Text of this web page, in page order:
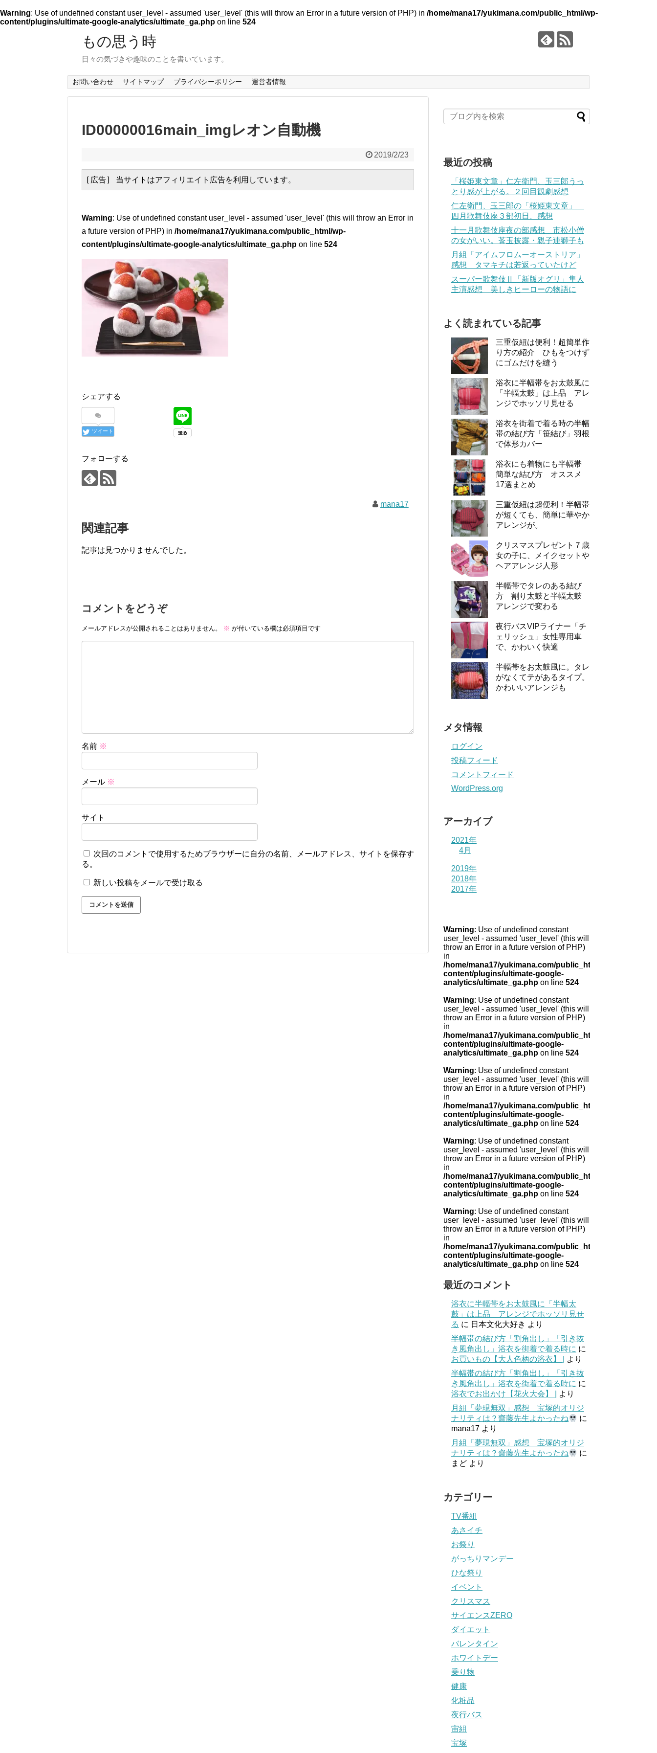
Warning: Use of undefined constant user_level - assumed 'user_level' (this will throw an Error in a future version of PHP) in /home/mana17/yukimana.com/public_html/wp-
content/plugins/ultimate-google-analytics/ultimate_ga.php on line 524
もの思う時
日々の気づきや趣味のことを書いています。
お問い合わせ サイトマップ プライバシーポリシー 運営者情報
ID00000016main_imgレオン自動機
2019/2/23
[広告] 当サイトはアフィリエイト広告を利用しています。
Warning: Use of undefined constant user_level - assumed 'user_level' (this will throw an Error in
a future version of PHP) in /home/mana17/yukimana.com/public_html/wp-
content/plugins/ultimate-google-analytics/ultimate_ga.php on line 524
シェアする
ツイート
フォローする
mana17
関連記事
記事は見つかりませんでした。
コメントをどうぞ
メールアドレスが公開されることはありません。 ※ が付いている欄は必須項目です
名前 ※
メール ※
サイト
次回のコメントで使用するためブラウザーに自分の名前、メールアドレス、サイトを保存す
る。
新しい投稿をメールで受け取る
最近の投稿
「桜姫東文章」仁左衛門、玉三郎うっ
とり感が上がる。２回目観劇感想
仁左衛門、玉三郎の「桜姫東文章」
四月歌舞伎座３部初日、感想
十一月歌舞伎座夜の部感想 市松小僧
の女がいい。莟玉披露・親子連獅子も
月組「アイムフロムーオーストリア」
感想 タマキチは若返っていたけど
スーパー歌舞伎Ⅱ「新版オグリ」隼人
主演感想 美しきヒーローの物語に
よく読まれている記事
三重仮紐は便利！超簡単作
り方の紹介 ひもをつけず
にゴムだけを縫う
浴衣に半幅帯をお太鼓風に
「半幅太鼓」は上品 アレ
ンジでホッソリ見せる
浴衣を街着で着る時の半幅
帯の結び方「笹結び」羽根
で体形カバー
浴衣にも着物にも半幅帯
簡単な結び方 オススメ
17選まとめ
三重仮紐は超便利！半幅帯
が短くても、簡単に華やか
アレンジが。
クリスマスプレゼント７歳
女の子に、メイクセットや
ヘアアレンジ人形
半幅帯でタレのある結び
方 割り太鼓と半幅太鼓
アレンジで変わる
夜行バスVIPライナー「チ
ェリッシュ」女性専用車
で、かわいく快適
半幅帯をお太鼓風に。タレ
がなくてテがあるタイプ。
かわいいアレンジも
メタ情報
ログイン
投稿フィード
コメントフィード
WordPress.org
アーカイブ
2021年
4月
2019年
2018年
2017年
Warning: Use of undefined constant
user_level - assumed 'user_level' (this will
throw an Error in a future version of PHP)
in
/home/mana17/yukimana.com/public_html/wp-
content/plugins/ultimate-google-
analytics/ultimate_ga.php on line 524
Warning: Use of undefined constant
user_level - assumed 'user_level' (this will
throw an Error in a future version of PHP)
in
/home/mana17/yukimana.com/public_html/wp-
content/plugins/ultimate-google-
analytics/ultimate_ga.php on line 524
Warning: Use of undefined constant
user_level - assumed 'user_level' (this will
throw an Error in a future version of PHP)
in
/home/mana17/yukimana.com/public_html/wp-
content/plugins/ultimate-google-
analytics/ultimate_ga.php on line 524
Warning: Use of undefined constant
user_level - assumed 'user_level' (this will
throw an Error in a future version of PHP)
in
/home/mana17/yukimana.com/public_html/wp-
content/plugins/ultimate-google-
analytics/ultimate_ga.php on line 524
Warning: Use of undefined constant
user_level - assumed 'user_level' (this will
throw an Error in a future version of PHP)
in
/home/mana17/yukimana.com/public_html/wp-
content/plugins/ultimate-google-
analytics/ultimate_ga.php on line 524
最近のコメント
浴衣に半幅帯をお太鼓風に「半幅太
鼓」は上品 アレンジでホッソリ見せ
る に 日本文化大好き より
半幅帯の結び方「割角出し」「引き抜
き風角出し」浴衣を街着で着る時に に
お買いもの【大人色柄の浴衣】 |
より
半幅帯の結び方「割角出し」「引き抜
き風角出し」浴衣を街着で着る時に に
浴衣でお出かけ【花火大会】 |
より
月組「夢現無双」感想 宝塚的オリジ
ナリティは？齋藤先生よかったね
に
mana17 より
月組「夢現無双」感想 宝塚的オリジ
ナリティは？齋藤先生よかったね
に
まど より
カテゴリー
TV番組
あさイチ
お祭り
がっちりマンデー
ひな祭り
イベント
クリスマス
サイエンスZERO
ダイエット
バレンタイン
ホワイトデー
乗り物
健康
化粧品
夜行バス
宙組
宝塚